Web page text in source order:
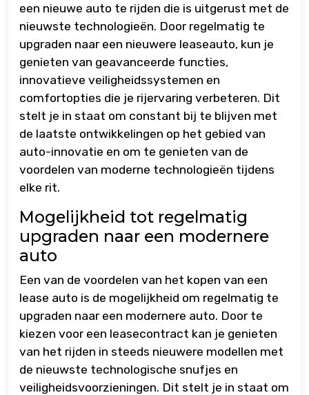
een nieuwe auto te rijden die is uitgerust met de
nieuwste technologieën. Door regelmatig te
upgraden naar een nieuwere leaseauto, kun je
genieten van geavanceerde functies,
innovatieve veiligheidssystemen en
comfortopties die je rijervaring verbeteren. Dit
stelt je in staat om constant bij te blijven met
de laatste ontwikkelingen op het gebied van
auto-innovatie en om te genieten van de
voordelen van moderne technologieën tijdens
elke rit.
Mogelijkheid tot regelmatig
upgraden naar een modernere
auto
Een van de voordelen van het kopen van een
lease auto is de mogelijkheid om regelmatig te
upgraden naar een modernere auto. Door te
kiezen voor een leasecontract kan je genieten
van het rijden in steeds nieuwere modellen met
de nieuwste technologische snufjes en
veiligheidsvoorzieningen. Dit stelt je in staat om